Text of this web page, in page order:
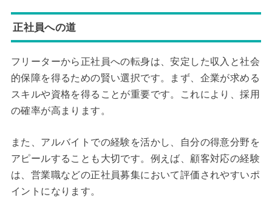
正社員への道
フリーターから正社員への転身は、安定した収入と社会
的保障を得るための賢い選択です。まず、企業が求める
スキルや資格を得ることが重要です。これにより、採用
の確率が高まります。
また、アルバイトでの経験を活かし、自分の得意分野を
アピールすることも大切です。例えば、顧客対応の経験
は、営業職などの正社員募集において評価されやすいポ
イントになります。